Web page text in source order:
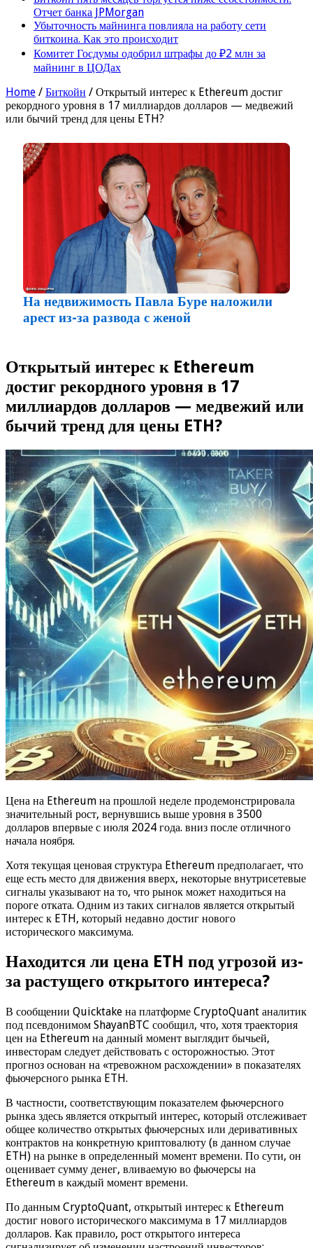
Отчет банка JPMorgan
Убыточность майнинга повлияла на работу сети
биткоина. Как это происходит
Комитет Госдумы одобрил штрафы до ₽2 млн за
майнинг в ЦОДах
Home / Биткойн / Открытый интерес к Ethereum достиг
рекордного уровня в 17 миллиардов долларов — медвежий
или бычий тренд для цены ETH?
На недвижимость Павла Буре наложили
арест из-за развода с женой
Открытый интерес к Ethereum
достиг рекордного уровня в 17
миллиардов долларов — медвежий или
бычий тренд для цены ETH?
Цена на Ethereum на прошлой неделе продемонстрировала
значительный рост, вернувшись выше уровня в 3500
долларов впервые с июля 2024 года. вниз после отличного
начала ноября.
Хотя текущая ценовая структура Ethereum предполагает, что
еще есть место для движения вверх, некоторые внутрисетевые
сигналы указывают на то, что рынок может находиться на
пороге отката. Одним из таких сигналов является открытый
интерес к ETH, который недавно достиг нового
исторического максимума.
Находится ли цена ETH под угрозой из-
за растущего открытого интереса?
В сообщении Quicktake на платформе CryptoQuant аналитик
под псевдонимом ShayanBTC сообщил, что, хотя траектория
цен на Ethereum на данный момент выглядит бычьей,
инвесторам следует действовать с осторожностью. Этот
прогноз основан на «тревожном расхождении» в показателях
фьючерсного рынка ETH.
В частности, соответствующим показателем фьючерсного
рынка здесь является открытый интерес, который отслеживает
общее количество открытых фьючерсных или деривативных
контрактов на конкретную криптовалюту (в данном случае
ETH) на рынке в определенный момент времени. По сути, он
оценивает сумму денег, вливаемую во фьючерсы на
Ethereum в каждый момент времени.
По данным CryptoQuant, открытый интерес к Ethereum
достиг нового исторического максимума в 17 миллиардов
долларов. Как правило, рост открытого интереса